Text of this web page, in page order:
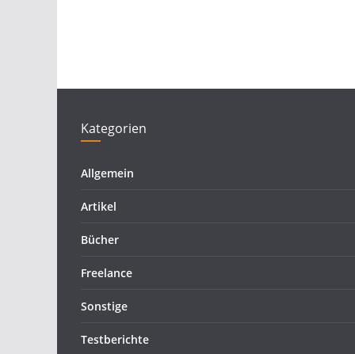
Kategorien
Allgemein
Artikel
Bücher
Freelance
Sonstige
Testberichte